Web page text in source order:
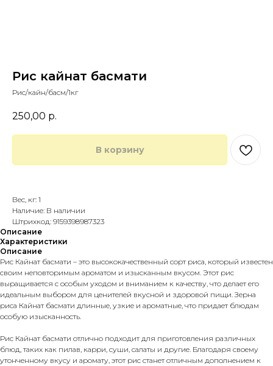
Рис кайнат басмати
Рис/кайн/басм/1кг
250,00 р.
В корзину
Вес, кг: 1
Наличие: В наличии
Штрихкод: 9159398987323
Описание
Характеристики
Описание
Рис Кайнат басмати – это высококачественный сорт риса, который известен
своим неповторимым ароматом и изысканным вкусом. Этот рис
выращивается с особым уходом и вниманием к качеству, что делает его
идеальным выбором для ценителей вкусной и здоровой пищи. Зерна
риса Кайнат басмати длинные, узкие и ароматные, что придает блюдам
особую изысканность.
Рис Кайнат басмати отлично подходит для приготовления различных
блюд, таких как пилав, карри, суши, салаты и другие. Благодаря своему
утонченному вкусу и аромату, этот рис станет отличным дополнением к